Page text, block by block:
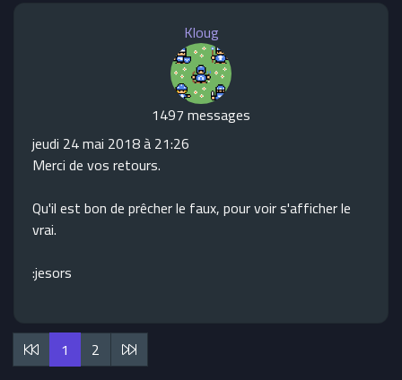
Kloug
1497 messages
jeudi 24 mai 2018 à 21:26
Merci de vos retours.
Qu'il est bon de prêcher le faux, pour voir s'afficher le
vrai.
:jesors
1 2